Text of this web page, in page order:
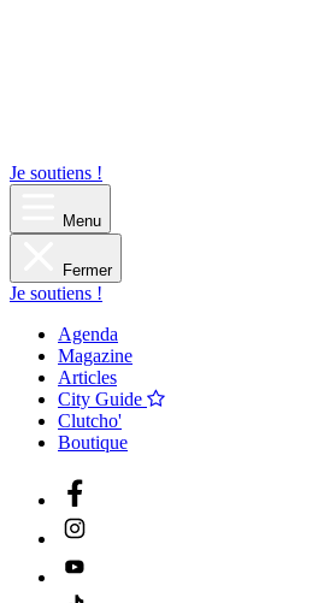
Je soutiens !
Menu
Fermer
Je soutiens !
Agenda
Magazine
Articles
City Guide
Clutcho'
Boutique